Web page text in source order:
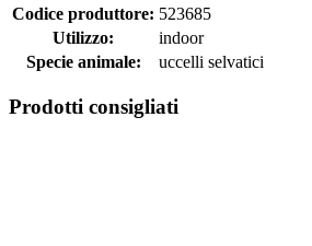
Codice produttore: 523685
Utilizzo:
indoor
Specie animale:
uccelli selvatici
Prodotti consigliati